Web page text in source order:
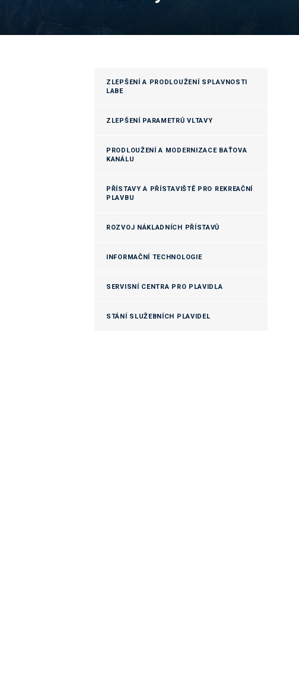
ZLEPŠENÍ A PRODLOUŽENÍ SPLAVNOSTI
LABE
ZLEPŠENÍ PARAMETRŮ VLTAVY
PRODLOUŽENÍ A MODERNIZACE BAŤOVA
KANÁLU
PŘÍSTAVY A PŘÍSTAVIŠTĚ PRO REKREAČNÍ
PLAVBU
ROZVOJ NÁKLADNÍCH PŘÍSTAVŮ
INFORMAČNÍ TECHNOLOGIE
SERVISNÍ CENTRA PRO PLAVIDLA
STÁNÍ SLUŽEBNÍCH PLAVIDEL